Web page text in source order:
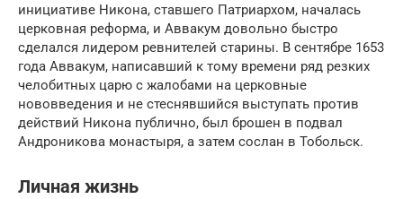
инициативе Никона, ставшего Патриархом, началась
церковная реформа, и Аввакум довольно быстро
сделался лидером ревнителей старины. В сентябре 1653
года Аввакум, написавший к тому времени ряд резких
челобитных царю с жалобами на церковные
нововведения и не стеснявшийся выступать против
действий Никона публично, был брошен в подвал
Андроникова монастыря, а затем сослан в Тобольск.
Личная жизнь